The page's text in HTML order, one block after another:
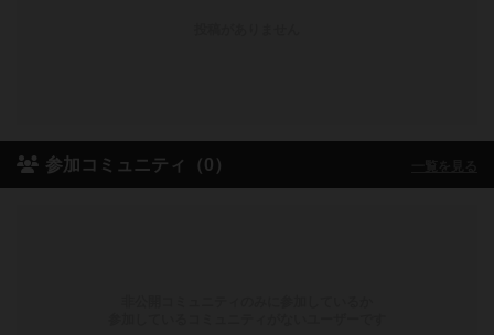
参加コミュニティ（0）